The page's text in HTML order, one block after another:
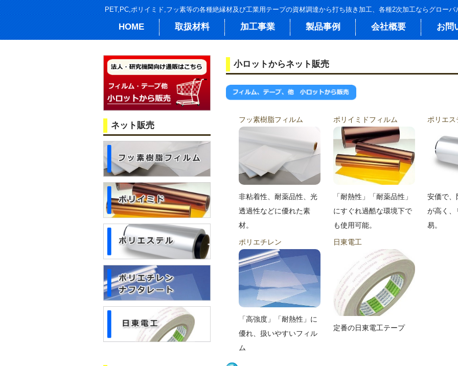
PET,PC,ポリイミド,フッ素等の各種絶縁材及び工業用テープの資材調達から打ち抜き加工、各種2次加工ならグローバ
HOME 取扱材料 加工事業 製品事例 会社概要 お問
小ロットからネット販売
フッ素樹脂フィルム
非粘着性、耐薬品性、光
透過性などに優れた素
材。
ポリイミドフィルム
「耐熱性」「耐薬品性」
にすぐれ過酷な環境下で
も使用可能。
ポリエス
安価で、
が高く、
易。
ポリエチレン
「高強度」「耐熱性」に
優れ、扱いやすいフィル
ム
日東電工
定番の日東電工テープ
ネット販売